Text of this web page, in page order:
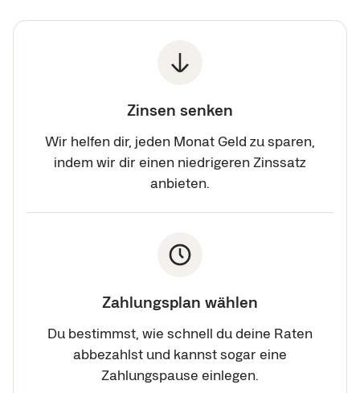
Zinsen senken
Wir helfen dir, jeden Monat Geld zu sparen,
indem wir dir einen niedrigeren Zinssatz
anbieten.
Zahlungsplan wählen
Du bestimmst, wie schnell du deine Raten
abbezahlst und kannst sogar eine
Zahlungspause einlegen.